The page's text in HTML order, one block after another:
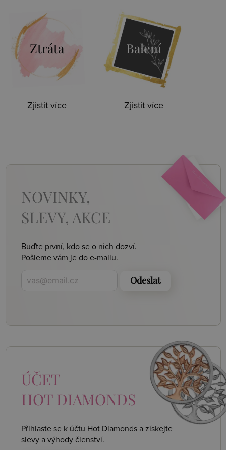
Ztráta
Zjistit více
Balení
Zjistit více
NOVINKY,
SLEVY, AKCE
Buďte první, kdo se o nich dozví.
Pošleme vám je do e-mailu.
Odeslat
ÚČET
HOT DIAMONDS
Přihlaste se k účtu Hot Diamonds a získejte
slevy a výhody členství.